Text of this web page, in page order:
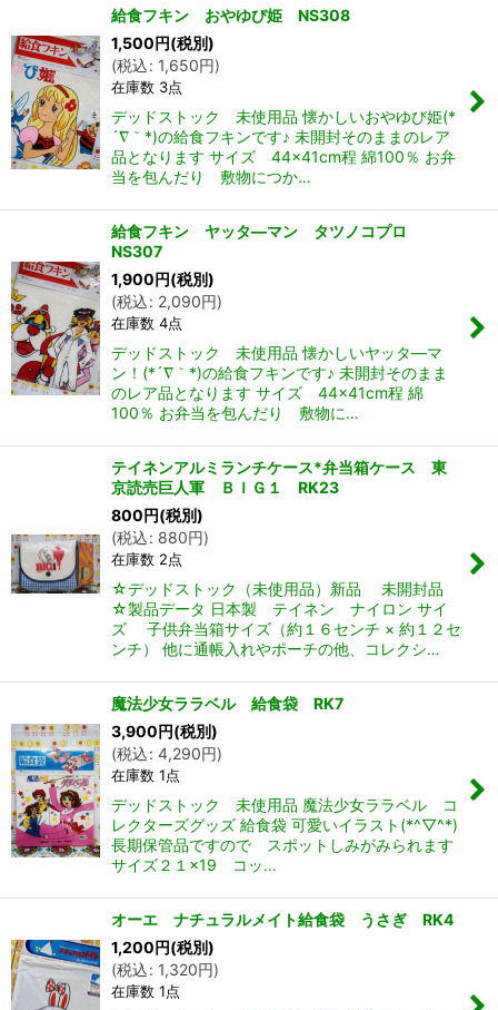
給食フキン おやゆび姫 NS308
1,500円(税別)
(税込: 1,650円)
在庫数 3点
デッドストック 未使用品 懐かしいおやゆび姫(*
´∇｀*)の給食フキンです♪ 未開封そのままのレア
品となります サイズ 44×41cm程 綿100％ お弁
当を包んだり 敷物につか…
給食フキン ヤッタ―マン タツノコプロ
NS307
1,900円(税別)
(税込: 2,090円)
在庫数 4点
デッドストック 未使用品 懐かしいヤッタ―マ
ン！(*´∇｀*)の給食フキンです♪ 未開封そのまま
のレア品となります サイズ 44×41cm程 綿
100％ お弁当を包んだり 敷物に…
テイネンアルミランチケース*弁当箱ケース 東
京読売巨人軍 ＢＩＧ１ RK23
800円(税別)
(税込: 880円)
在庫数 2点
☆デッドストック（未使用品）新品 未開封品
☆製品データ 日本製 テイネン ナイロン サイ
ズ 子供弁当箱サイズ（約１６センチ × 約１２セ
ンチ） 他に通帳入れやポーチの他、コレクシ…
魔法少女ララベル 給食袋 RK7
3,900円(税別)
(税込: 4,290円)
在庫数 1点
デッドストック 未使用品 魔法少女ララベル コ
レクターズグッズ 給食袋 可愛いイラスト(*^▽^*)
長期保管品ですので スポットしみがみられます
サイズ２１×19 コッ…
オーエ ナチュラルメイト給食袋 うさぎ RK4
1,200円(税別)
(税込: 1,320円)
在庫数 1点